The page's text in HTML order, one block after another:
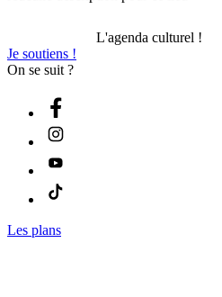
L'agenda culturel !
Je soutiens !
On se suit ?
Les plans